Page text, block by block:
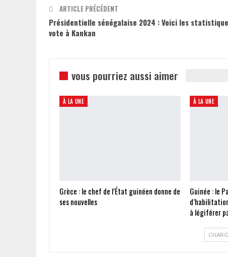
ARTICLE PRÉCÉDENT
Présidentielle sénégalaise 2024 : Voici les
vote à Kankan
vous pourriez aussi aimer
À LA UNE
Grèce : le chef de l’État guinéen donne de
ses nouvelles
À LA UNE
Guinée : le
à légiférer